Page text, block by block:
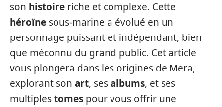
son histoire riche et complexe. Cette
héroïne sous-marine a évolué en un
personnage puissant et indépendant, bien
que méconnu du grand public. Cet article
vous plongera dans les origines de Mera,
explorant son art, sesalbums, et ses
multiplestomes pour vous offrir une